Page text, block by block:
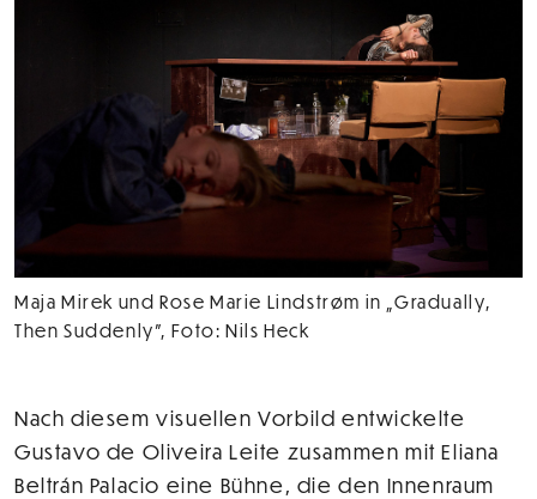
Maja Mirek und Rose Marie Lindstrøm in „Gradually,
Then Suddenly”, Foto: Nils Heck
Nach diesem visuellen Vorbild entwickelte
Gustavo de Oliveira Leite zusammen mit Eliana
Beltrán Palacio eine Bühne, die den Innenraum